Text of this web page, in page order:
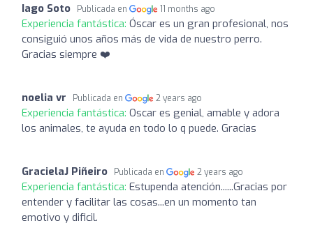
Iago Soto Publicada en 11 months ago
Experiencia fantástica: Óscar es un gran profesional, nos
consiguió unos años más de vida de nuestro perro.
Gracias siempre ❤️
noelia vr Publicada en 2 years ago
Experiencia fantástica: Oscar es genial, amable y adora
los animales, te ayuda en todo lo q puede. Gracias
GracielaJ Piñeiro Publicada en 2 years ago
Experiencia fantástica: Estupenda atención......Gracias por
entender y facilitar las cosas...en un momento tan
emotivo y dificil.